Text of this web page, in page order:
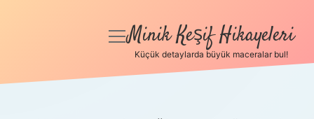
Anasayfa
menüyü
Minik Keşif Hikayeleri
Küçük detaylarda büyük maceralar bul!